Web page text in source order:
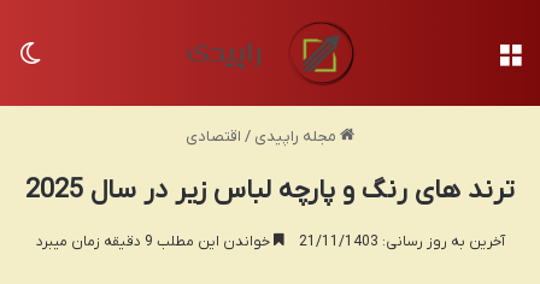
مجله راپیدی / اقتصادی
ترند های رنگ و پارچه لباس زیر در سال 2025
آخرین به روز رسانی: 21/11/1403 خواندن این مطلب 9 دقیقه زمان میبرد